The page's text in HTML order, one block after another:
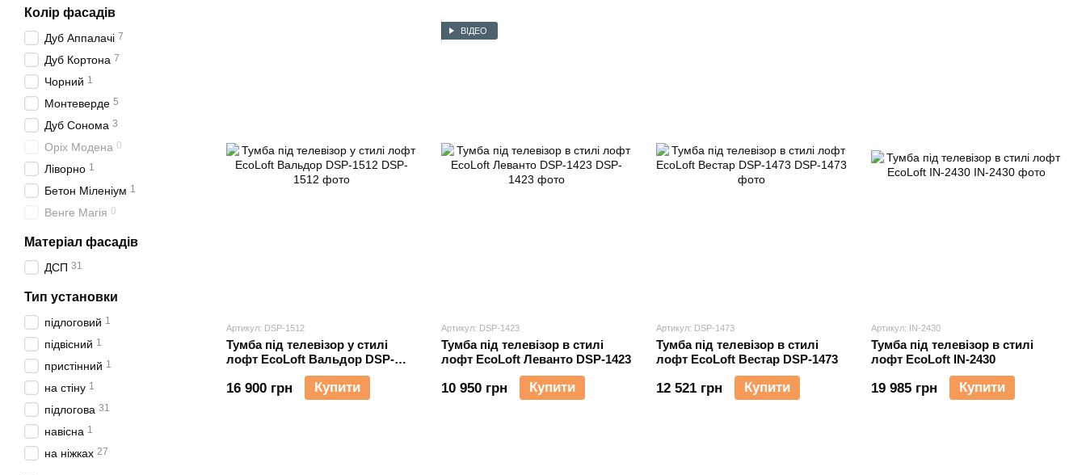
Артикул: DSP-1512
Тумба під телевізор у стилі
лофт EcoLoft Вальдор DSP-
16 900 грн Купити
ВІДЕО
Артикул: DSP-1423
Тумба під телевізор в стилі
лофт EcoLoft Леванто DSP-1423
10 950 грн Купити
Артикул: DSP-1473
Тумба під телевізор в стилі
лофт EcoLoft Вестар DSP-1473
12 521 грн Купити
Артикул: IN-2430
Тумба під телевізор в стилі
лофт EcoLoft IN-2430
19 985 грн Купити
Колір фасадів
Дуб Аппалачі 7
Дуб Кортона 7
Чорний 1
Монтеверде 5
Дуб Сонома 3
Оріх Модена 0
Ліворно 1
Бетон Міленіум 1
Венге Магія 0
Матеріал фасадів
ДСП 31
Тип установки
підлоговий 1
підвісний 1
пристінний 1
на стіну 1
підлогова 31
навісна 1
на ніжках 27